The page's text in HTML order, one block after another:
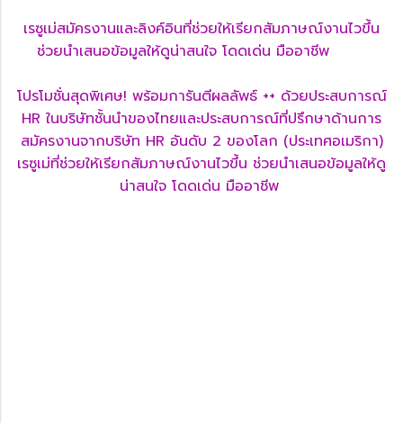
เรซูเม่สมัครงานและลิงค์อินที่ช่วยให้เรียกสัมภาษณ์งานไวขึ้น
ช่วยนำเสนอข้อมูลให้ดูน่าสนใจ โดดเด่น มืออาชีพ
โปรโมชั่นสุดพิเศษ! พร้อมการันตีผลลัพธ์ ++ ด้วยประสบการณ์
HR ในบริษัทชั้นนำของไทยและประสบการณ์ที่ปรึกษาด้านการ
สมัครงานจากบริษัท HR อันดับ 2 ของโลก (ประเทศอเมริกา)
เรซูเม่ที่ช่วยให้เรียกสัมภาษณ์งานไวขึ้น ช่วยนำเสนอข้อมูลให้ดู
น่าสนใจ โดดเด่น มืออาชีพ